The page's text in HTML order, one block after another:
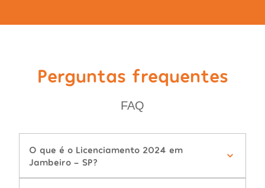
Perguntas frequentes
FAQ
O que é o Licenciamento 2024 em
Jambeiro - SP?